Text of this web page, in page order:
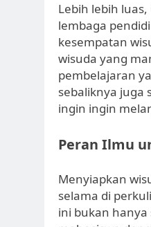
Lebih lebih
lembaga
kesempatan
wisuda yang
pembelajaran
sebaliknya juga
ingin ingin
Peran Ilmu
Menyiapkan
selama di
ini bukan